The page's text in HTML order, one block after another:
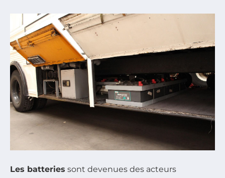
Les batteries sont devenues des acteurs